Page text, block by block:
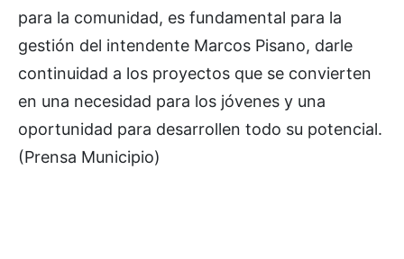
para la comunidad, es fundamental para la
gestión del intendente Marcos Pisano, darle
continuidad a los proyectos que se convierten
en una necesidad para los jóvenes y una
oportunidad para desarrollen todo su potencial.
(Prensa Municipio)